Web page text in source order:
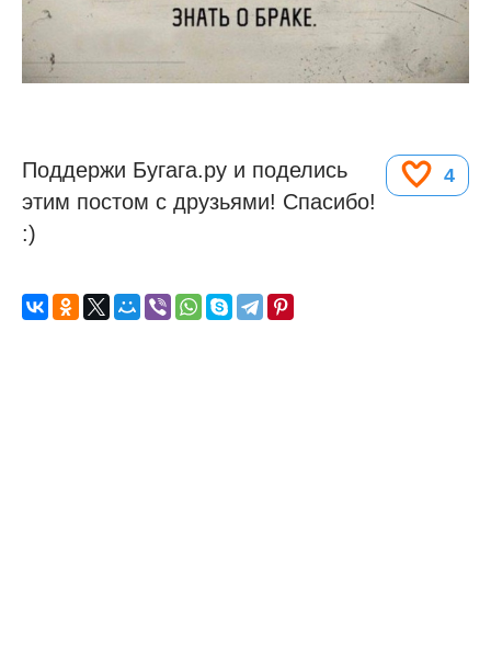
4
Поддержи Бугага.ру и поделись
этим постом с друзьями! Спасибо!
:)